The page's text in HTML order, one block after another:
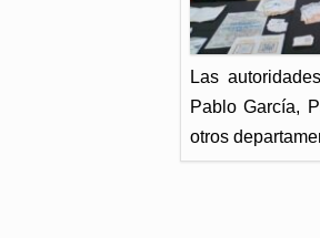
Las
Pablo García,
otros